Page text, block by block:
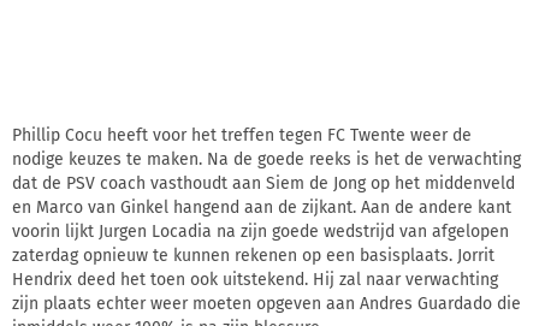
Phillip Cocu heeft voor het treffen tegen FC Twente weer de
nodige keuzes te maken. Na de goede reeks is het de verwachting
dat de PSV coach vasthoudt aan Siem de Jong op het middenveld
en Marco van Ginkel hangend aan de zijkant. Aan de andere kant
voorin lijkt Jurgen Locadia na zijn goede wedstrijd van afgelopen
zaterdag opnieuw te kunnen rekenen op een basisplaats. Jorrit
Hendrix deed het toen ook uitstekend. Hij zal naar verwachting
zijn plaats echter weer moeten opgeven aan Andres Guardado die